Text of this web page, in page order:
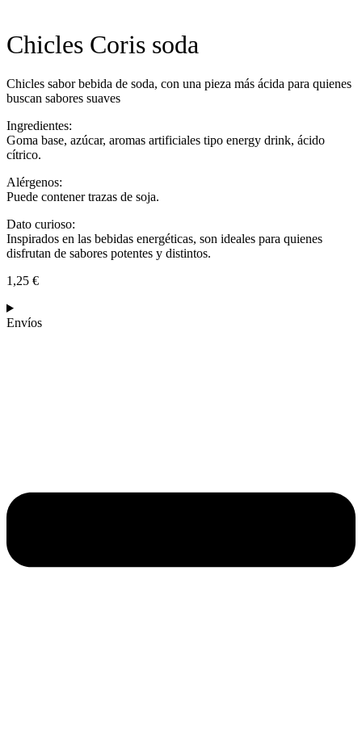
Chicles Coris soda
Chicles sabor bebida de soda, con una pieza más ácida para quienes
buscan sabores suaves
Ingredientes:
Goma base, azúcar, aromas artificiales tipo energy drink, ácido
cítrico.
Alérgenos:
Puede contener trazas de soja.
Dato curioso:
Inspirados en las bebidas energéticas, son ideales para quienes
disfrutan de sabores potentes y distintos.
1,25 €
Envíos